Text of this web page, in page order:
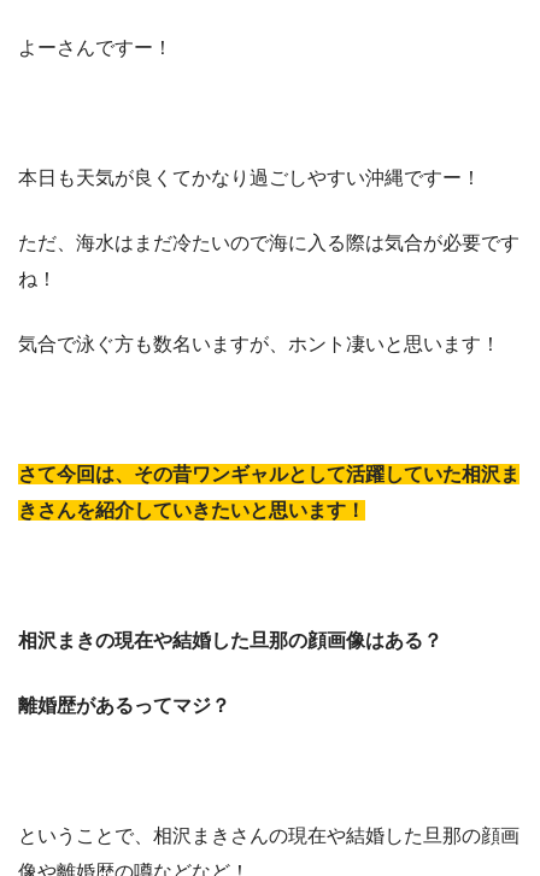
よーさんですー！
本日も天気が良くてかなり過ごしやすい沖縄ですー！
ただ、海水はまだ冷たいので海に入る際は気合が必要です
ね！
気合で泳ぐ方も数名いますが、ホント凄いと思います！
さて今回は、その昔ワンギャルとして活躍していた相沢ま
きさんを紹介していきたいと思います！
相沢まきの現在や結婚した旦那の顔画像はある？
離婚歴があるってマジ？
ということで、相沢まきさんの現在や結婚した旦那の顔画
像や離婚歴の噂などなど！